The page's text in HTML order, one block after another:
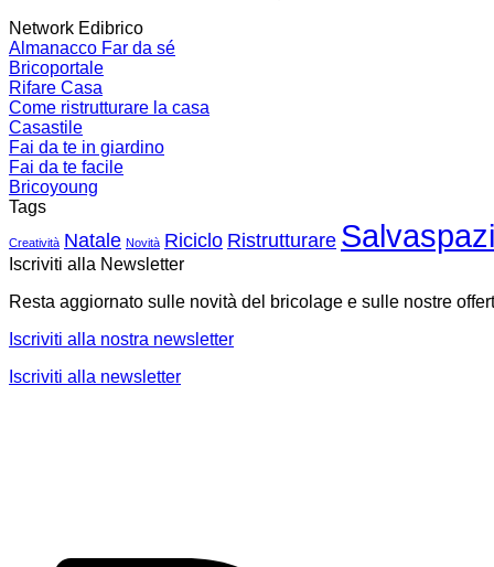
Network Edibrico
Almanacco Far da sé
Bricoportale
Rifare Casa
Come ristrutturare la casa
Casastile
Fai da te in giardino
Fai da te facile
Bricoyoung
Tags
Creatività Natale Novità Riciclo Ristrutturare
Iscriviti alla Newsletter
Resta aggiornato sulle novità del bricolage e sulle nostre
Iscriviti alla nostra newsletter
Iscriviti alla newsletter